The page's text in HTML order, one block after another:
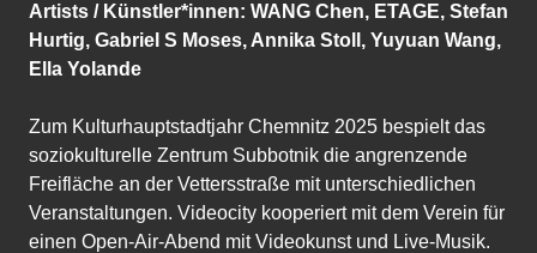
Artists / Künstler*innen: WANG Chen, ETAGE, Stefan
Hurtig, Gabriel S Moses, Annika Stoll, Yuyuan Wang,
Ella Yolande
Zum Kulturhauptstadtjahr Chemnitz 2025 bespielt das
soziokulturelle Zentrum Subbotnik die angrenzende
Freifläche an der Vettersstraße mit unterschiedlichen
Veranstaltungen. Videocity kooperiert mit dem Verein für
einen Open-Air-Abend mit Videokunst und Live-Musik.